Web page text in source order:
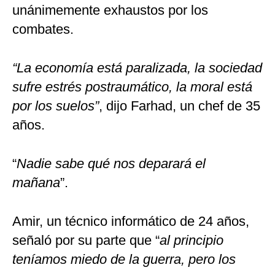
unánimemente exhaustos por los
combates.
“La economía está paralizada, la sociedad
sufre estrés postraumático, la moral está
por los suelos”, dijo Farhad, un chef de 35
años.
“Nadie sabe qué nos deparará el
mañana”.
Amir, un técnico informático de 24 años,
señaló por su parte que “al principio
teníamos miedo de la guerra, pero los